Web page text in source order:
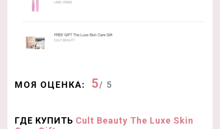
МОЯ ОЦЕНКА: 5/ 5
ГДЕ КУПИТЬ Cult Beauty The Luxe Skin